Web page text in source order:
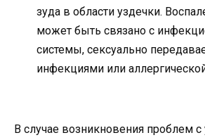
зуда в области уздечки.
может быть связано с
системы, сексуально
инфекциями или
В случае возникновения проблем с